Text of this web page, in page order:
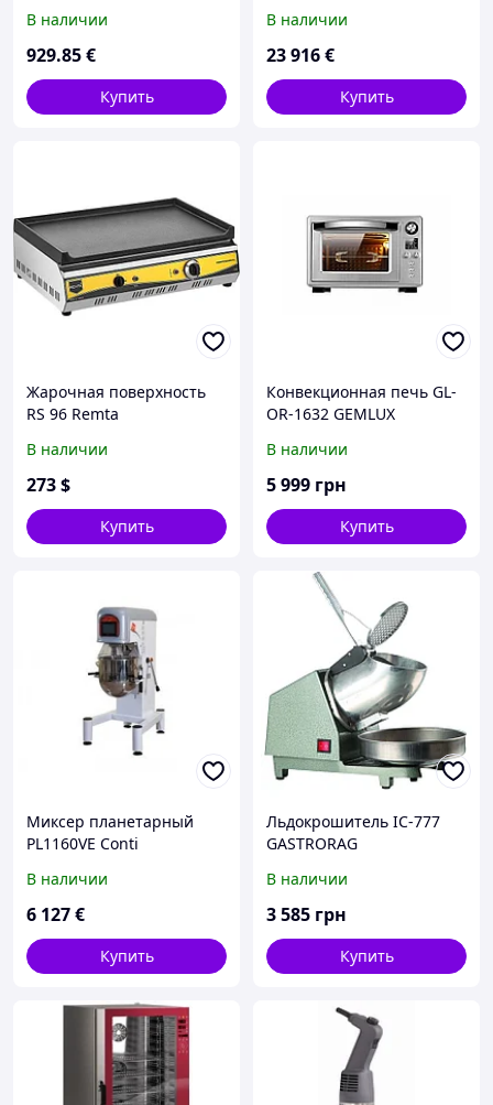
В наличии
929.85€
Купить
В наличии
23 916€
Купить
Жарочная поверхность
RS 96 Remta
В наличии
273$
Купить
Конвекционная печь GL-
OR-1632 GEMLUX
В наличии
5 999 грн
Купить
Миксер планетарный
PL1160VE Conti
В наличии
6 127€
Купить
Льдокрошитель IC-777
GASTRORAG
В наличии
3 585 грн
Купить